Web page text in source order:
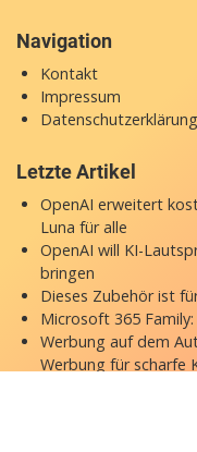
Navigation
Kontakt
Impressum
Datenschutzerklärung
Letzte Artikel
OpenAI erweitert
Luna für alle
OpenAI will KI-
bringen
Dieses Zubehör ist
Microsoft 365
Werbung auf dem
Werbung für scharfe